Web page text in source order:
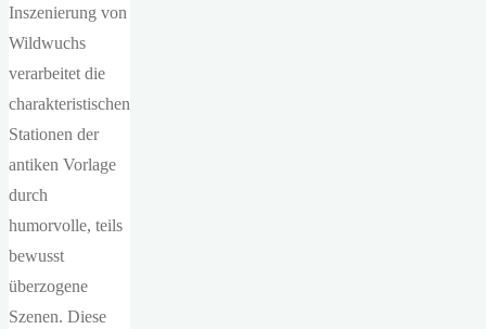
Inszenierung von
Wildwuchs
verarbeitet die
charakteristischen
Stationen der
antiken Vorlage
durch
humorvolle, teils
bewusst
überzogene
Szenen. Diese